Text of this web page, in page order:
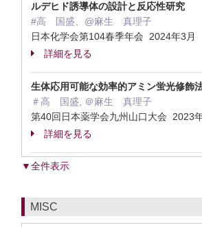
ルデヒド誘導体の設計と反応性研究
#高 国盛、@麻生 真理子
日本化学会第104春季年会 2024年3月
詳細を見る
生体応用可能な効率的アミン蛍光修飾
＃高 国盛, ＠麻生 真理子
第40回日本薬学会九州山口大会 2023
詳細を見る
▼全件表示
MISC